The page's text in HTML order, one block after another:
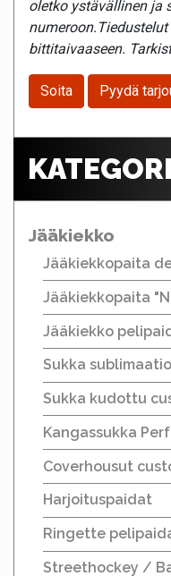
oletko ystävällinen ja
bittitaivaaseen.
Soita Pyydä
Jääkiekko
Jääkiekkopaita
Jääkiekkopaita
Jääkiekko
Sukka
Sukka kudottu
Kangassukka
Coverhousut
Harjoituspaidat
Ringette
Streethockey /